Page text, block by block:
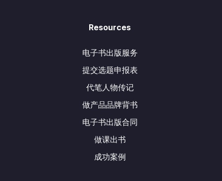
Resources
电子书出版服务
提交选题申报表
代笔人物传记
做产品品牌背书
电子书出版合同
做课出书
成功案例